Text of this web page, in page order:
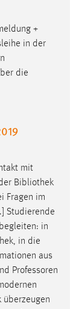
+
in der
die
mit
Bibliothek
Fragen im
Studierende
in
, in die
aus
Professoren
überzeugen